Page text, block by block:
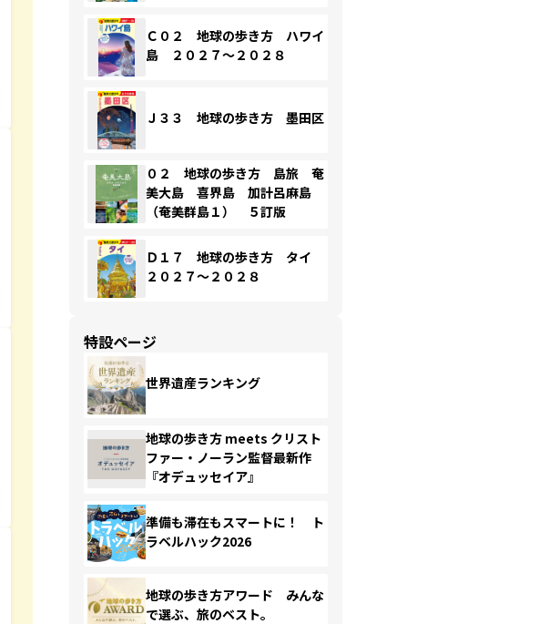
Ｃ０２ 地球の歩き方 ハワイ
島 ２０２７～２０２８
Ｊ３３ 地球の歩き方 墨田区
０２ 地球の歩き方 島旅 奄
美大島 喜界島 加計呂麻島
（奄美群島１） ５訂版
Ｄ１７ 地球の歩き方 タイ
２０２７～２０２８
特設ページ
世界遺産ランキング
地球の歩き方 meets クリスト
ファー・ノーラン監督最新作
『オデュッセイア』
準備も滞在もスマートに！ ト
ラベルハック2026
地球の歩き方アワード みんな
で選ぶ、旅のベスト。